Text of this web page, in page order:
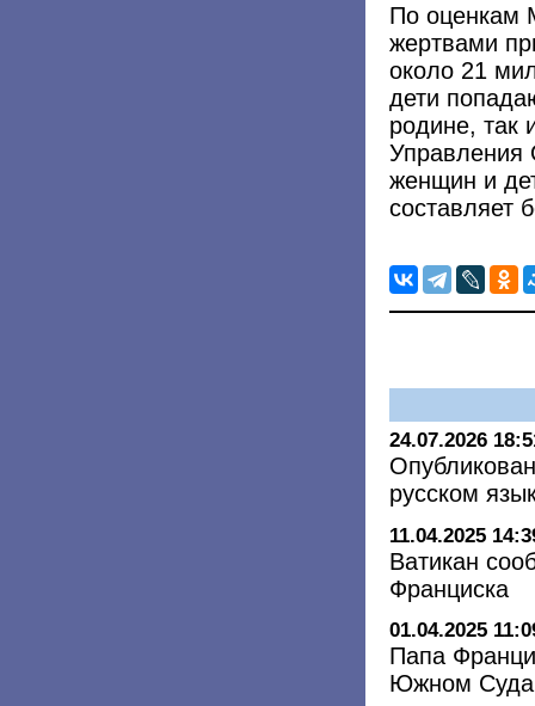
По оценкам
жертвами
около 21
дети
родине, так
Управления
женщин и
составляет
24.07.2026
русском
11.04.2025
Ватикан
Франциска
01.04.2025
Папа
Южном